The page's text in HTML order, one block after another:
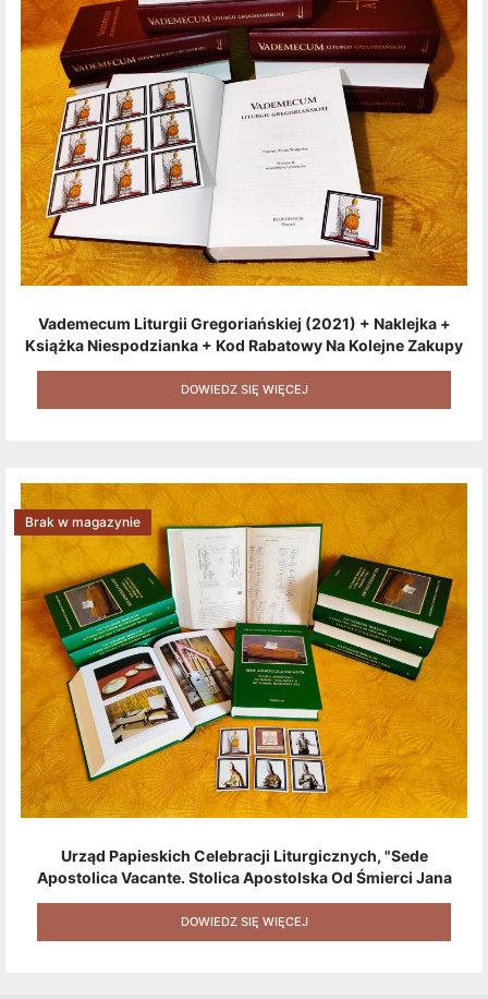
Vademecum Liturgii Gregoriańskiej (2021) + Naklejka +
Książka Niespodzianka + Kod Rabatowy Na Kolejne Zakupy
+ Gratis (książka W Formacie Elektronicznym) [zestaw 3
Produktów + Kod Rabatowy + Gratis]
DOWIEDZ SIĘ WIĘCEJ
Urząd Papieskich Celebracji Liturgicznych, "Sede
Apostolica Vacante. Stolica Apostolska Od Śmierci Jana
Pawła II Do Wyboru Benedykta XVI" [2020] + Zestaw 6
Naklejek + Książka Niespodzianka + Kod Rabatowy Na
Kolejne Zakupy
Brak w magazynie
DOWIEDZ SIĘ WIĘCEJ